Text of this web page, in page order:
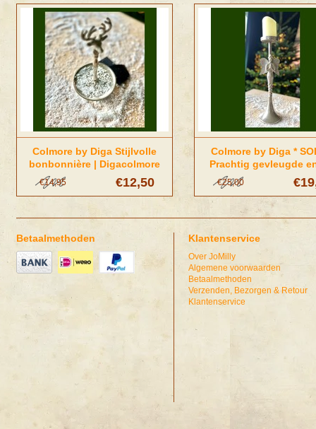
Colmore by Diga Stijlvolle
bonbonnière | Digacolmore
€12,50
€14,95
Colmore by Diga *
Prachtig gevleugde
zilverkleurig | Diga
€25,00
Betaalmethoden Klantenservice
Over JoMilly
Algemene voorwaarden
Betaalmethoden
Verzenden, Bezorgen & Retour
Klantenservice